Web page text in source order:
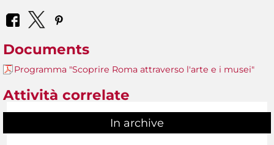
Documents
Programma "Scoprire Roma attraverso l'arte e i musei"
Attività correlate
In archive